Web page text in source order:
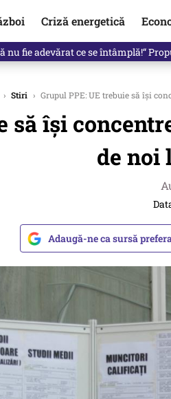
Criză energetică
l-ar putea clinti pe Ilie Bolojan de
› Stiri › Grupul PPE: UE trebuie să își
să își
de noi
Adaugă-ne ca sursă